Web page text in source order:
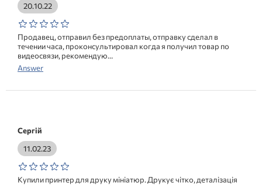
20.10.22
Продавец, отправил без предоплаты, отправку сделал в
течении часа, проконсультировал когда я получил товар по
видеосвязи, рекомендую…
Answer
Сергій
11.02.23
Купили принтер для друку мініатюр. Друкує чітко, деталізація